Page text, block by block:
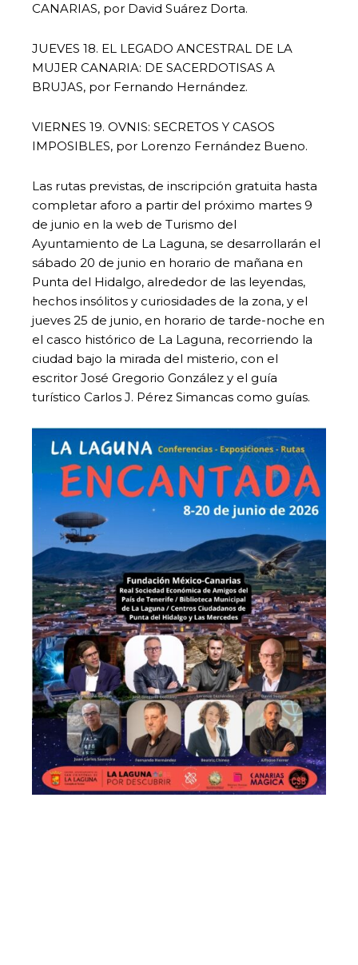
CANARIAS, por David Suárez Dorta.
JUEVES 18. EL LEGADO ANCESTRAL DE LA
MUJER CANARIA: DE SACERDOTISAS A
BRUJAS, por Fernando Hernández.
VIERNES 19. OVNIS: SECRETOS Y CASOS
IMPOSIBLES, por Lorenzo Fernández Bueno.
Las rutas previstas, de inscripción gratuita hasta
completar aforo a partir del próximo martes 9
de junio en la web de Turismo del
Ayuntamiento de La Laguna, se desarrollarán el
sábado 20 de junio en horario de mañana en
Punta del Hidalgo, alrededor de las leyendas,
hechos insólitos y curiosidades de la zona, y el
jueves 25 de junio, en horario de tarde-noche en
el casco histórico de La Laguna, recorriendo la
ciudad bajo la mirada del misterio, con el
escritor José Gregorio González y el guía
turístico Carlos J. Pérez Simancas como guías.